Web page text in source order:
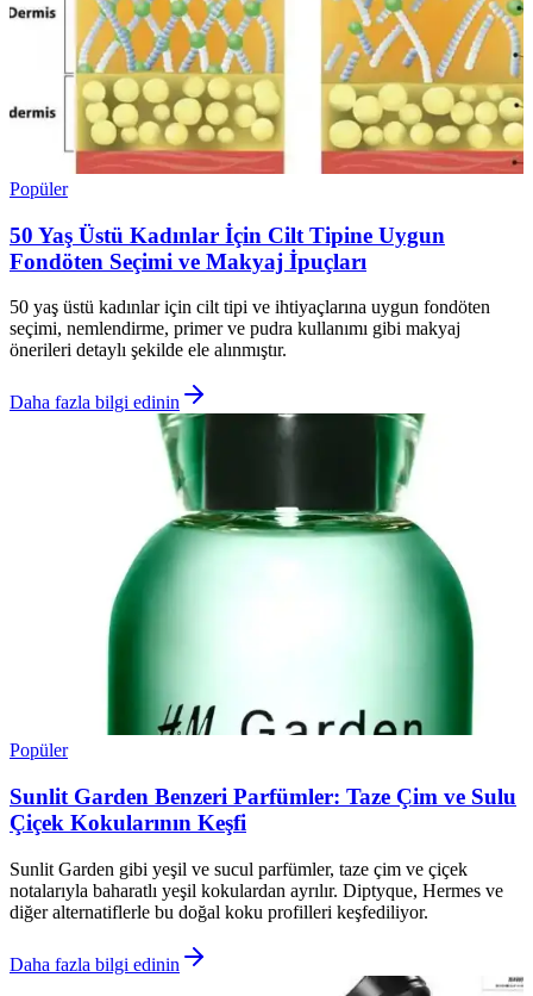
Popüler
50 Yaş Üstü Kadınlar İçin Cilt Tipine Uygun
Fondöten Seçimi ve Makyaj İpuçları
50 yaş üstü kadınlar için cilt tipi ve ihtiyaçlarına uygun fondöten
seçimi, nemlendirme, primer ve pudra kullanımı gibi makyaj
önerileri detaylı şekilde ele alınmıştır.
Daha fazla bilgi edinin
Popüler
Sunlit Garden Benzeri Parfümler: Taze Çim ve Sulu
Çiçek Kokularının Keşfi
Sunlit Garden gibi yeşil ve sucul parfümler, taze çim ve çiçek
notalarıyla baharatlı yeşil kokulardan ayrılır. Diptyque, Hermes ve
diğer alternatiflerle bu doğal koku profilleri keşfediliyor.
Daha fazla bilgi edinin